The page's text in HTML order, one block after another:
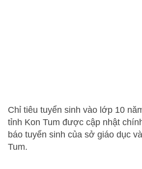
Chỉ tiêu tuyển sinh vào lớp 10
tỉnh Kon Tum được cập nhật
báo tuyển sinh của sở giáo dục
Tum.